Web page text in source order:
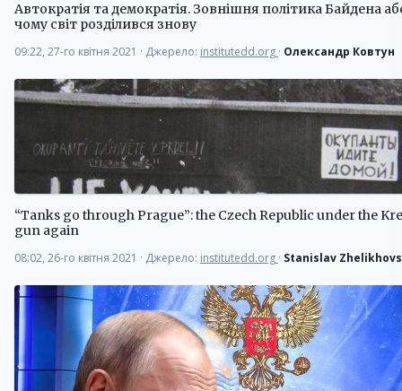
Автократія та демократія. Зовнішня політика Байдена
чому світ розділився знову
09:22, 27-го квітня 2021 · Джерело: institutedd.org · Олександр Ковтун
“Tanks go through Prague”: the Czech Republic under the
gun again
08:02, 26-го квітня 2021 · Джерело: institutedd.org · Stanislav